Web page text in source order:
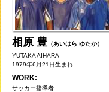
相原 豊 （あいはら ゆたか）
YUTAKA AIHARA
1979年6月21日生まれ
WORK:
サッカー指導者